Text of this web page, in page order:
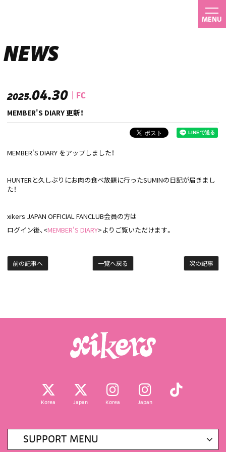
MENU
NEWS
2025.04.30 FC
MEMBER'S DIARY 更新！
MEMBER'S DIARY をアップしました！
HUNTERと久しぶりにお肉の食べ放題に行ったSUMINの日記が届きまし
た！
xikers JAPAN OFFICIAL FANCLUB会員の方は
ログイン後、<MEMBER'S DIARY>よりご覧いただけます。
次の記事
一覧へ戻る
前の記事へ
Korea Japan Korea Japan
SUPPORT MENU